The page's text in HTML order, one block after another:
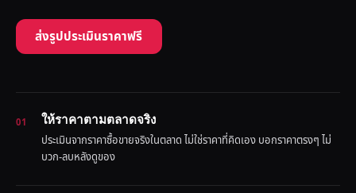
ส่งรูปประเมินราคาฟรี
01 ให้ราคาตามตลาดจริง
ประเมินจากราคาซื้อขายจริงในตลาด ไม่ใช่ราคาที่คิดเอง บอกราคาตรงๆ ไม่
บวก-ลบหลังดูของ